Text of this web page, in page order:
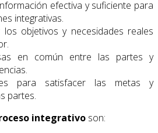
efectiva y suficiente para
integrativas.
objetivos y necesidades reales
en común entre las partes y
para satisfacer las metas y
partes.
integrativo son: